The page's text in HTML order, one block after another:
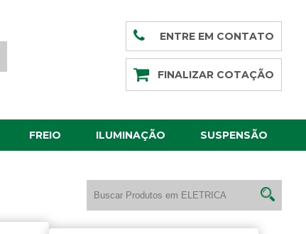
ENTRE EM CONTATO
FINALIZAR COTAÇÃO
FREIO ILUMINAÇÃO SUSPENSÃO